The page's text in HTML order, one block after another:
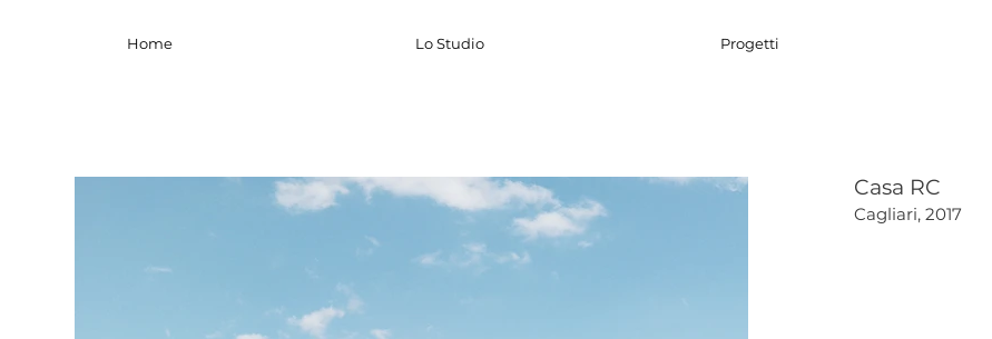
Home Lo Studio Progetti
Casa RC
Cagliari, 2017